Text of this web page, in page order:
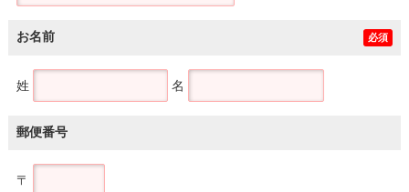
お名前 必須
姓 名
郵便番号
〒